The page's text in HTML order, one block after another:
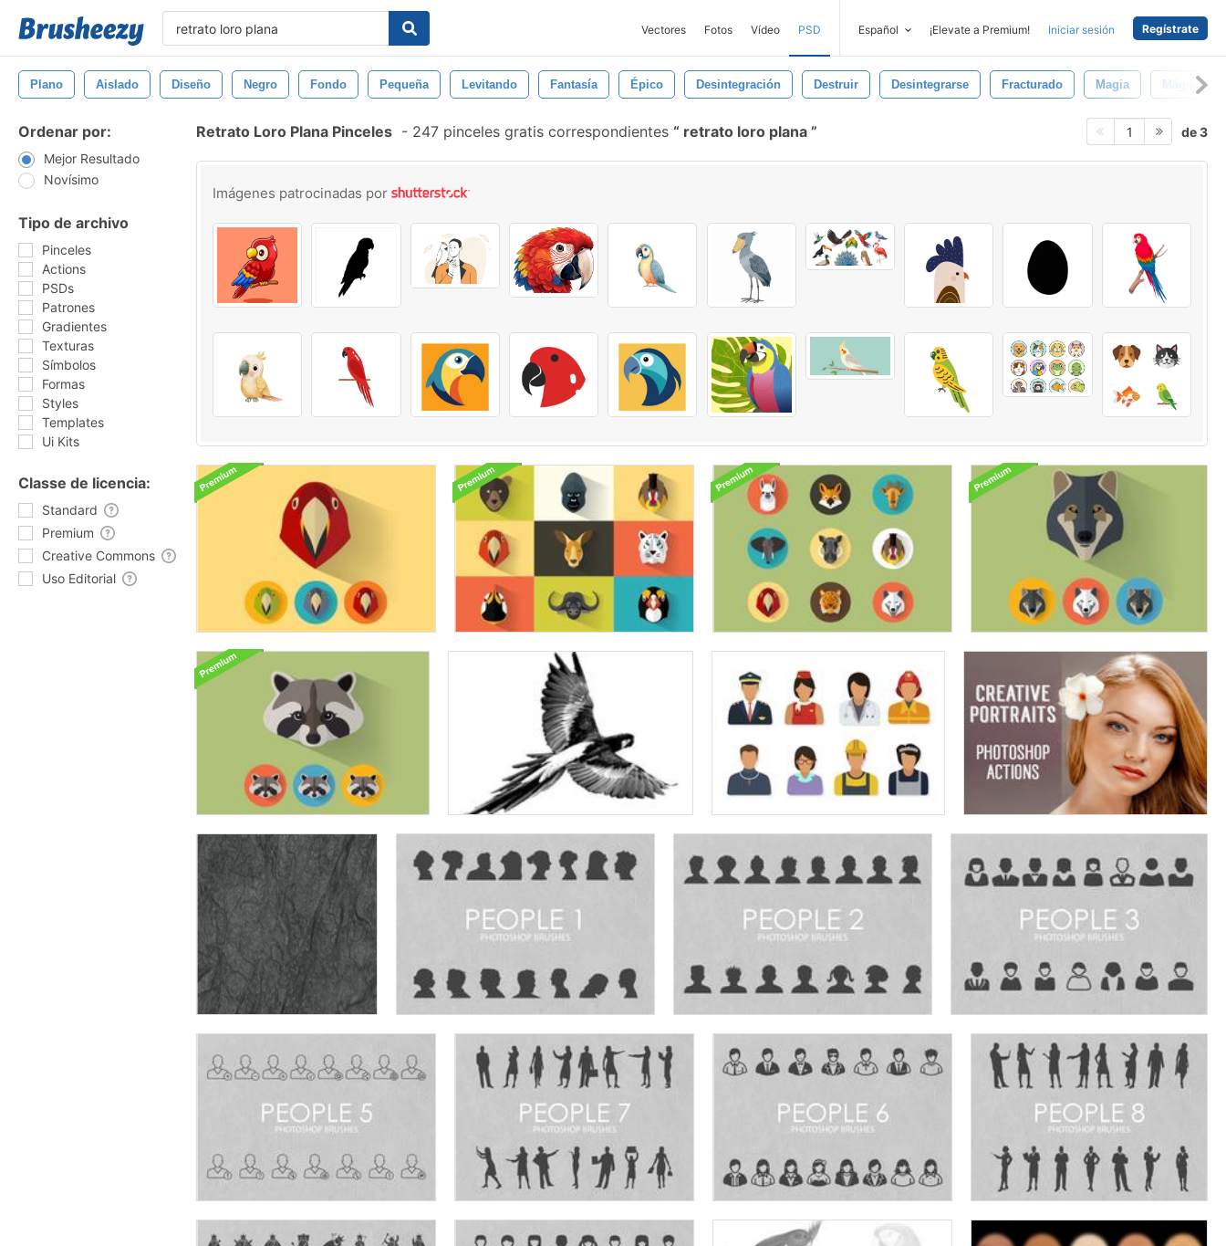
Vectores Fotos Vídeo PSD Español ¡Elevate a Premium! Iniciar sesión Regístrate
Plano Aislado Diseño Negro Fondo Pequeña Levitando Fantasía Épico Desintegración Destruir Desintegrarse Fracturado Magia Mágico
Ordenar por:
Mejor Resultado
Novísimo
Tipo de archivo
Pinceles
Actions
PSDs
Patrones
Gradientes
Texturas
Símbolos
Formas
Styles
Templates
Ui Kits
Classe de licencia:
Standard
Premium
Creative Commons
Uso Editorial
Retrato Loro Plana Pinceles - 247 pinceles gratis correspondientes retrato loro plana 1 de 3
Imágenes patrocinadas por